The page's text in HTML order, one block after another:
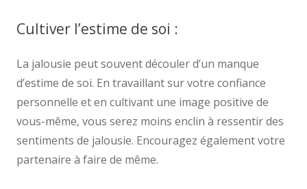
Cultiver l’estime de soi :
La jalousie peut souvent découler d’un manque
d’estime de soi. En travaillant sur votre confiance
personnelle et en cultivant une image positive de
vous-même, vous serez moins enclin à ressentir des
sentiments de jalousie. Encouragez également votre
partenaire à faire de même.